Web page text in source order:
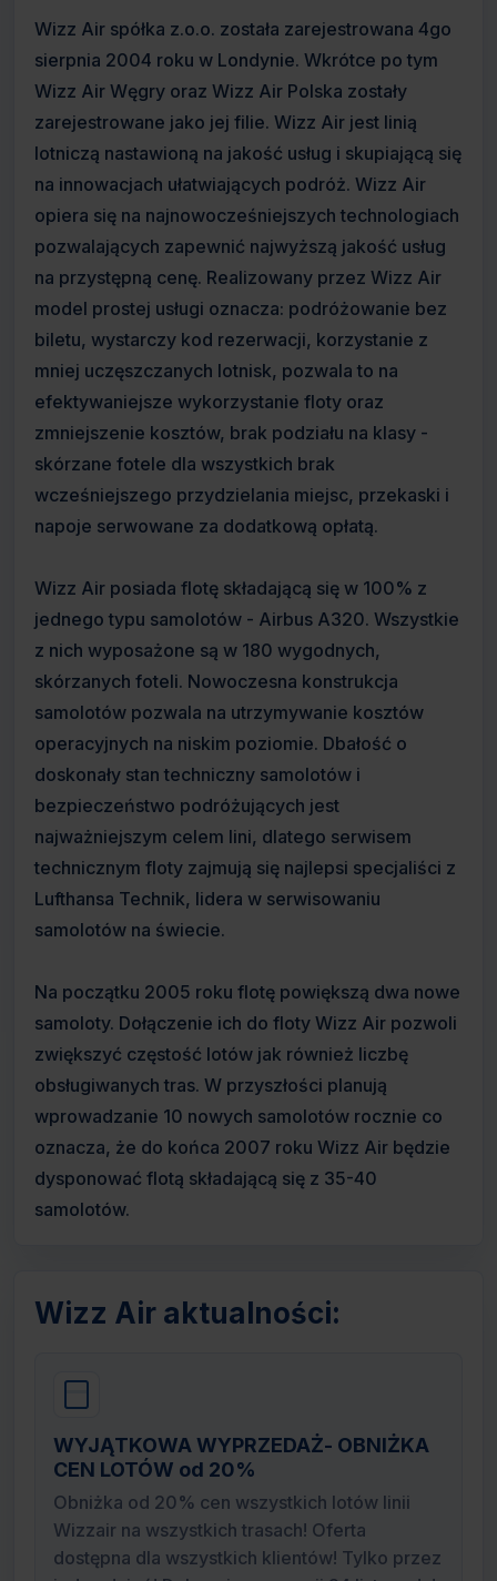
Wizz Air spółka z.o.o. została zarejestrowana 4go
sierpnia 2004 roku w Londynie. Wkrótce po tym
Wizz Air Węgry oraz Wizz Air Polska zostały
zarejestrowane jako jej filie. Wizz Air jest linią
lotniczą nastawioną na jakość usług i skupiającą się
na innowacjach ułatwiających podróż. Wizz Air
opiera się na najnowocześniejszych technologiach
pozwalających zapewnić najwyższą jakość usług
na przystępną cenę. Realizowany przez Wizz Air
model prostej usługi oznacza: podróżowanie bez
biletu, wystarczy kod rezerwacji, korzystanie z
mniej uczęszczanych lotnisk, pozwala to na
efektywaniejsze wykorzystanie floty oraz
zmniejszenie kosztów, brak podziału na klasy -
skórzane fotele dla wszystkich brak
wcześniejszego przydzielania miejsc, przekaski i
napoje serwowane za dodatkową opłatą.
Wizz Air posiada flotę składającą się w 100% z
jednego typu samolotów - Airbus A320. Wszystkie
z nich wyposażone są w 180 wygodnych,
skórzanych foteli. Nowoczesna konstrukcja
samolotów pozwala na utrzymywanie kosztów
operacyjnych na niskim poziomie. Dbałość o
doskonały stan techniczny samolotów i
bezpieczeństwo podróżujących jest
najważniejszym celem lini, dlatego serwisem
technicznym floty zajmują się najlepsi specjaliści z
Lufthansa Technik, lidera w serwisowaniu
samolotów na świecie.
Na początku 2005 roku flotę powiększą dwa nowe
samoloty. Dołączenie ich do floty Wizz Air pozwoli
zwiększyć częstość lotów jak również liczbę
obsługiwanych tras. W przyszłości planują
wprowadzanie 10 nowych samolotów rocznie co
oznacza, że do końca 2007 roku Wizz Air będzie
dysponować flotą składającą się z 35-40
samolotów.
Wizz Air aktualności:
WYJĄTKOWA WYPRZEDAŻ- OBNIŻKA
CEN LOTÓW od 20%
Obniżka od 20% cen wszystkich lotów linii
Wizzair na wszystkich trasach! Oferta
dostępna dla wszystkich klientów! Tylko przez